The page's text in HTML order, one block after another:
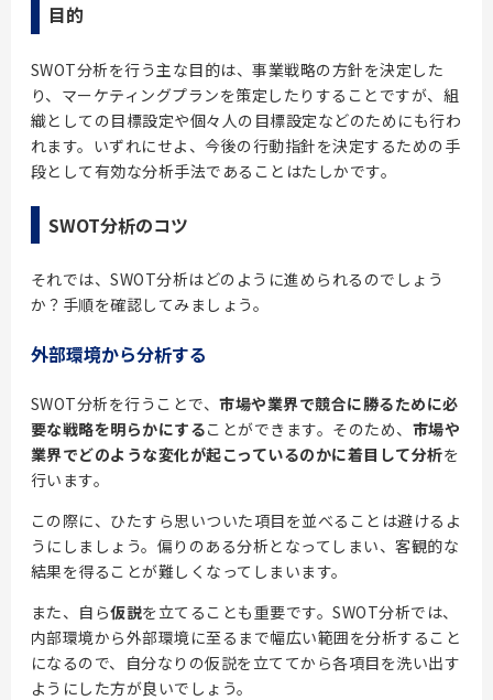
目的
SWOT分析を行う主な目的は、事業戦略の方針を決定した
り、マーケティングプランを策定したりすることですが、組
織としての目標設定や個々人の目標設定などのためにも行わ
れます。いずれにせよ、今後の行動指針を決定するための手
段として有効な分析手法であることはたしかです。
SWOT分析のコツ
それでは、SWOT分析はどのように進められるのでしょう
か？手順を確認してみましょう。
外部環境から分析する
SWOT分析を行うことで、市場や業界で競合に勝るために必
要な戦略を明らかにすることができます。そのため、 市場や
業界でどのような変化が起こっているのかに着目して分析を
行います。
この際に、ひたすら思いついた項目を並べることは避けるよ
うにしましょう。偏りのある分析となってしまい、客観的な
結果を得ることが難しくなってしまいます。
また、自ら仮説を立てることも重要です。SWOT分析では、
内部環境から外部環境に至るまで幅広い範囲を分析すること
になるので、自分なりの仮説を立ててから各項目を洗い出す
ようにした方が良いでしょう。